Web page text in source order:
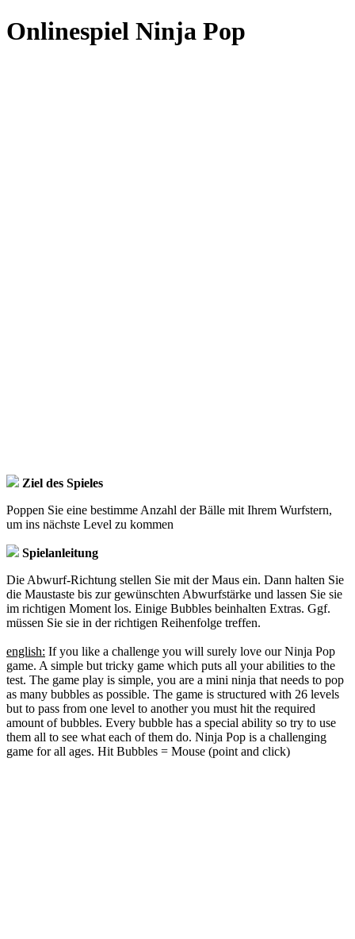
Onlinespiel Ninja Pop
Ziel des Spieles
Poppen Sie eine bestimme Anzahl der Bälle mit Ihrem Wurfstern,
um ins nächste Level zu kommen
Spielanleitung
Die Abwurf-Richtung stellen Sie mit der Maus ein. Dann halten Sie
die Maustaste bis zur gewünschten Abwurfstärke und lassen Sie sie
im richtigen Moment los. Einige Bubbles beinhalten Extras. Ggf.
müssen Sie sie in der richtigen Reihenfolge treffen.
english: If you like a challenge you will surely love our Ninja Pop
game. A simple but tricky game which puts all your abilities to the
test. The game play is simple, you are a mini ninja that needs to pop
as many bubbles as possible. The game is structured with 26 levels
but to pass from one level to another you must hit the required
amount of bubbles. Every bubble has a special ability so try to use
them all to see what each of them do. Ninja Pop is a challenging
game for all ages. Hit Bubbles = Mouse (point and click)